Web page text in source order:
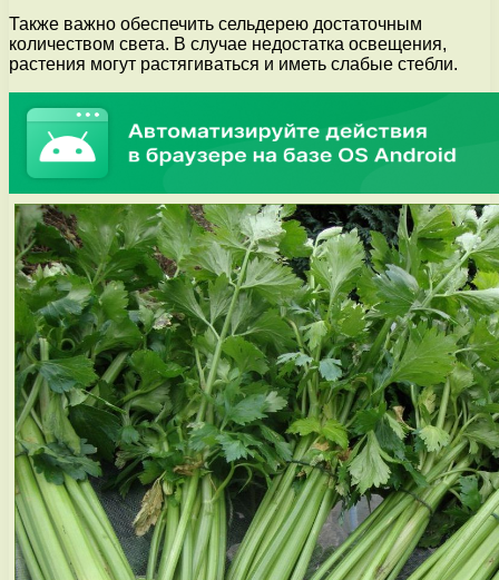
Также важно обеспечить сельдерею достаточным
количеством света. В случае недостатка освещения,
растения могут растягиваться и иметь слабые стебли.